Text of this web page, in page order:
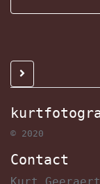
© 2020
Contact